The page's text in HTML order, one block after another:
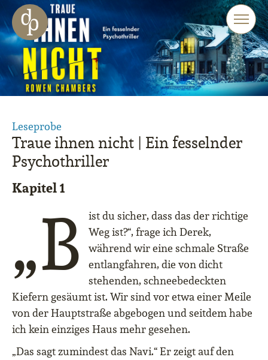
Zum Haupt-Inhalt springen
Zur Navigation springen
Zur Website-Suche springen
Leseprobe
Traue ihnen nicht | Ein fesselnder
Psychothriller
Kapitel 1
„B
ist du sicher, dass das der richtige
Weg ist?“, frage ich Derek,
während wir eine schmale Straße
entlangfahren, die von dicht
stehenden, schneebedeckten
Kiefern gesäumt ist. Wir sind vor etwa einer Meile
von der Hauptstraße abgebogen und seitdem habe
ich kein einziges Haus mehr gesehen.
„Das sagt zumindest das Navi.“ Er zeigt auf den